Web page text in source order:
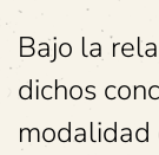
Bajo la
dichos
modalidad